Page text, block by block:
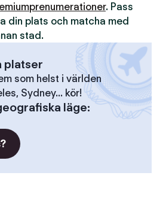
. Pass
din plats och matcha med
stad.
platser
som helst i världen
Sydney... kör!
läge: